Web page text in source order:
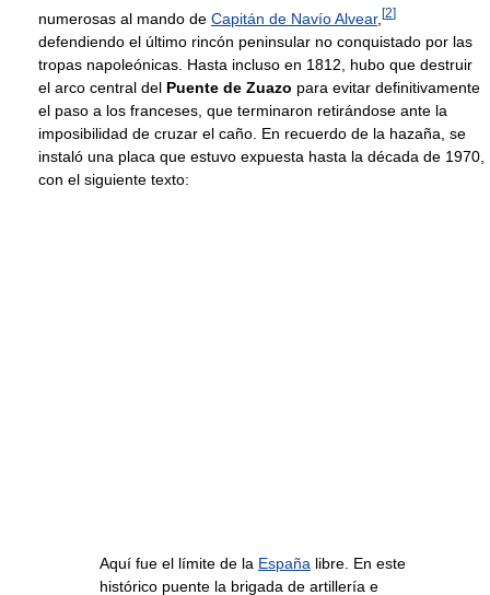
numerosas al mando de Capitán de Navío Alvear, [2]
defendiendo el último rincón peninsular no conquistado por las
tropas napoleónicas. Hasta incluso en 1812, hubo que destruir
el arco central del Puente de Zuazo para evitar definitivamente
el paso a los franceses, que terminaron retirándose ante la
imposibilidad de cruzar el caño. En recuerdo de la hazaña, se
instaló una placa que estuvo expuesta hasta la década de 1970,
con el siguiente texto:
Aquí fue el límite de la España libre. En este
histórico puente la brigada de artillería e